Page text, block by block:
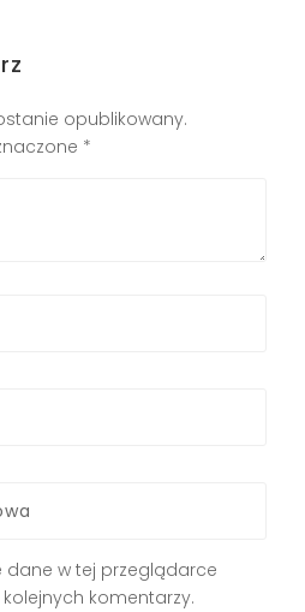
opublikowany.
*
w tej przeglądarce
komentarzy.